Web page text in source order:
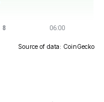
Source of data: CoinGecko